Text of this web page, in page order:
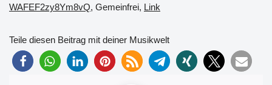
WAFEF2zy8Ym8vQ, Gemeinfrei, Link
Teile diesen Beitrag mit deiner Musikwelt